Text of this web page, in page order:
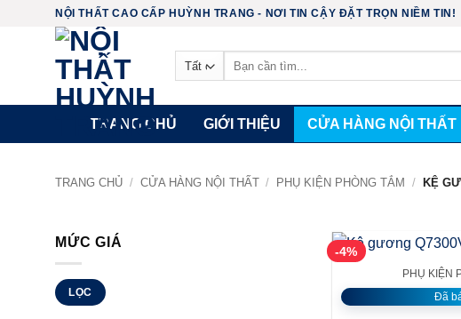
NỘI THẤT CAO CẤP HUỲNH TRANG - NƠI TIN CẬY ĐẶT TRỌN NIỀM TIN!
kiếm:
TRANG CHỦ GIỚI THIỆU CỬA HÀNG NỘI THẤT
TRANG CHỦ / CỬA HÀNG NỘI THẤT / PHỤ KIỆN PHÒNG TẮM / KỆ
MỨC GIÁ
Giá
tối
thiểu
Giá
tối
đa
LỌC
-4%
PHỤ KIỆN
Đã